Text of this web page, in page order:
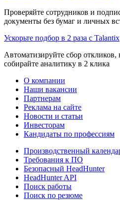
Проверяйте сотрудников и
документы без бумаг и личных
Ускорьте подбор в 2 раза с Talantix
Автоматизируйте сбор откликов,
собирайте аналитику в 2 клика
О компании
Наши вакансии
Партнерам
Реклама на сайте
Новости и статьи
Инвесторам
Кандидаты по профессиям
Производственный
Требования к ПО
Безопасный HeadHunter
HeadHunter API
Поиск работы
Поиск по резюме